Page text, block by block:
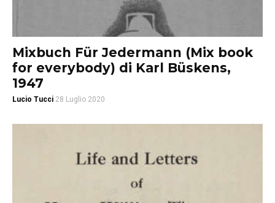
Mixbuch Für Jedermann (Mix book
for everybody) di Karl Büskens,
1947
Lucio Tucci 28 Luglio 2020